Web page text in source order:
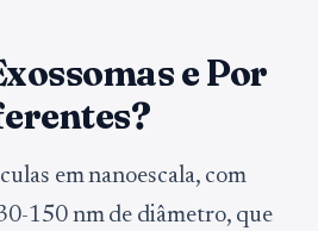
e Por
em nanoescala, com
150 nm de diâmetro, que